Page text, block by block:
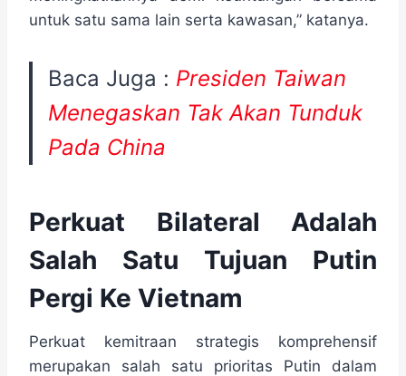
untuk satu sama lain serta kawasan,” katanya.
Baca Juga : Presiden Taiwan
Menegaskan Tak Akan Tunduk
Pada China
Perkuat Bilateral Adalah
Salah Satu Tujuan Putin
Pergi Ke Vietnam
Perkuat kemitraan strategis komprehensif
merupakan salah satu prioritas Putin dalam